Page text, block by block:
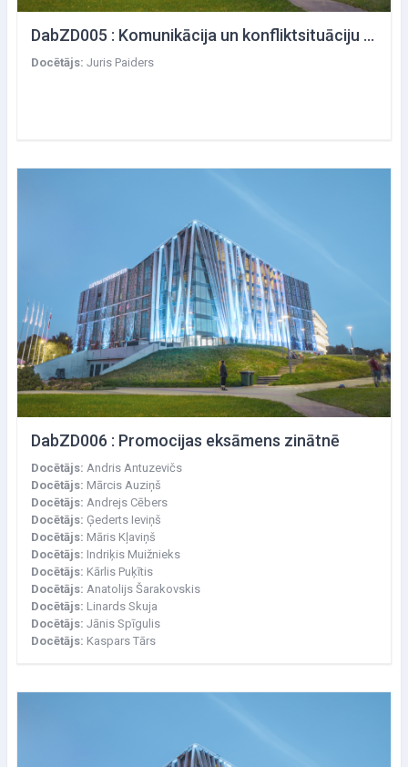
DabZD005 : Komunikācija un konfliktsituāciju vadība komunikācijā ar plašsaziņas līdzekļiem
Docētājs: Juris Paiders
DabZD006 : Promocijas eksāmens zinātnē
Docētājs: Andris Antuzevičs
Docētājs: Mārcis Auziņš
Docētājs: Andrejs Cēbers
Docētājs: Ģederts Ieviņš
Docētājs: Māris Kļaviņš
Docētājs: Indriķis Muižnieks
Docētājs: Kārlis Puķītis
Docētājs: Anatolijs Šarakovskis
Docētājs: Linards Skuja
Docētājs: Jānis Spīgulis
Docētājs: Kaspars Tārs